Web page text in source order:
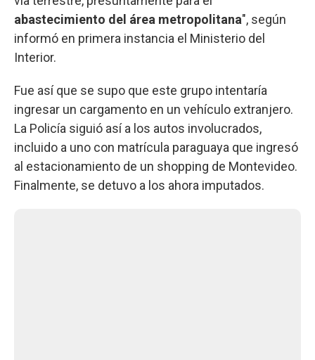
abastecimiento del área metropolitana", según
informó en primera instancia el Ministerio del
Interior.
Fue así que se supo que este grupo intentaría
ingresar un cargamento en un vehículo extranjero.
La Policía siguió así a los autos involucrados,
incluido a uno con matrícula paraguaya que ingresó
al estacionamiento de un shopping de Montevideo.
Finalmente, se detuvo a los ahora imputados.